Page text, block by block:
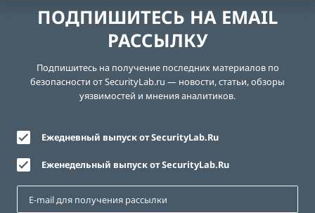
ПОДПИШИТЕСЬ НА EMAIL
РАССЫЛКУ
Подпишитесь на получение последних материалов по
безопасности от SecurityLab.ru — новости, статьи, обзоры
уязвимостей и мнения аналитиков.
Ежедневный выпуск от SecurityLab.Ru
Еженедельный выпуск от SecurityLab.Ru